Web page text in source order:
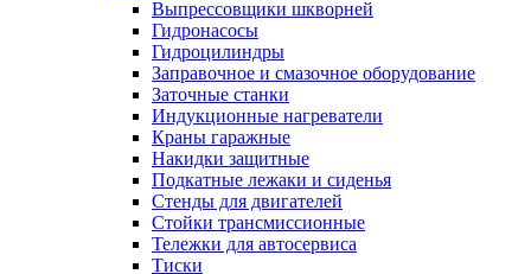
Выпрессовщики шкворней
Гидронасосы
Гидроцилиндры
Заправочное и смазочное оборудование
Заточные станки
Индукционные нагреватели
Краны гаражные
Накидки защитные
Подкатные лежаки и сиденья
Стенды для двигателей
Стойки трансмиссионные
Тележки для автосервиса
Тиски